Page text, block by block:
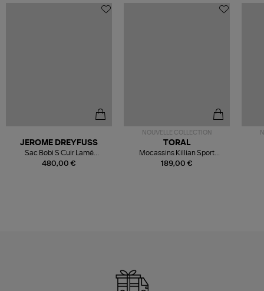
480,00 €
JEROME DREYFUSS
Sac Bobi S Cuir Lamé
Champagne
NOUVELLE COLLECTION
189,00 €
TORAL
Mocassins Killian Sport
Mousse